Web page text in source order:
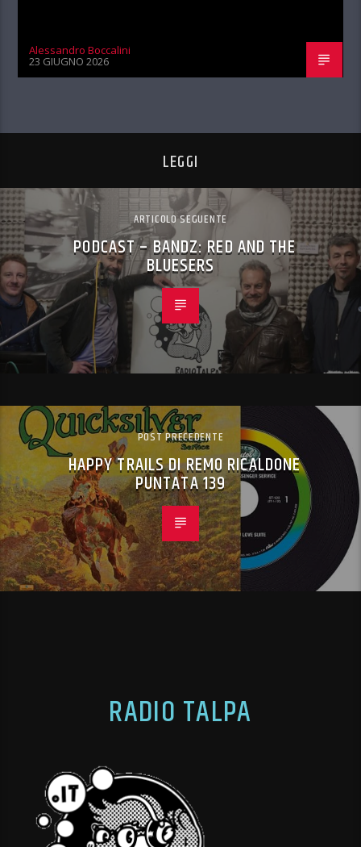
Alessandro Boccalini
23 GIUGNO 2026
LEGGI
ARTICOLO SEGUENTE
PODCAST – BANDZ: RED AND THE
BLUESERS
POST PRECEDENTE
HAPPY TRAILS DI REMO RICALDONE
PUNTATA 139
RADIO TALPA